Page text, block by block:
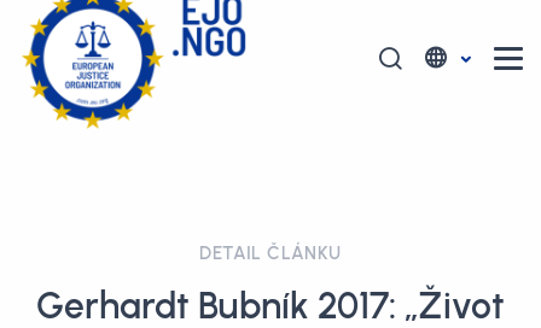
DETAIL ČLÁNKU
Gerhardt Bubník 2017: „Život